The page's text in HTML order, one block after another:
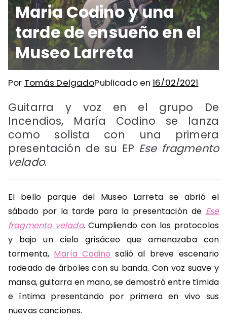
Maria Codino y una
tarde de ensueño en el
Museo Larreta
Por Tomás DelgadoPublicado en16/02/2021
Guitarra y voz en el grupo De
Incendios, María Codino se lanza
como solista con una primera
presentación de su EP Ese fragmento
velado.
El bello parque del Museo Larreta se abrió el
sábado por la tarde para la presentación de Ese
fragmento velado. Cumpliendo con los protocolos
y bajo un cielo grisáceo que amenazaba con
tormenta, María Codino salió al breve escenario
rodeado de árboles con su banda. Con voz suave y
mansa, guitarra en mano, se demostró entre tímida
e íntima presentando por primera en vivo sus
nuevas canciones.